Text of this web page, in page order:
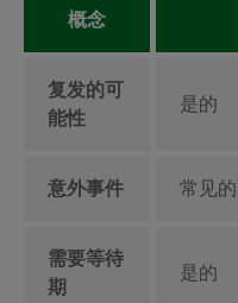
概念
复发的可
能性
是的
意外事件 常见的
需要等待
期
是的